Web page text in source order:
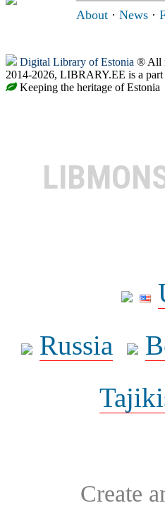
About · News ·
Digital Library of Estonia ® All
2014-2026, LIBRARY.EE is a
Keeping the heritage of Estonia
Russia
Create